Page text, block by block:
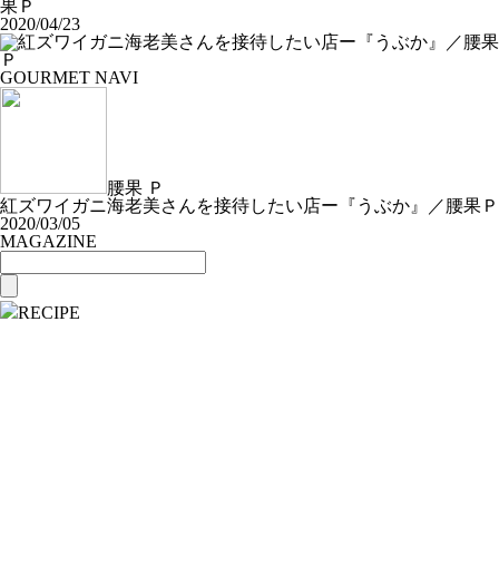
果Ｐ
2020/04/23
GOURMET NAVI
腰果 Ｐ
紅ズワイガニ海老美さんを接待したい店ー『うぶか』／腰果Ｐ
2020/03/05
MAGAZINE
RECIPE